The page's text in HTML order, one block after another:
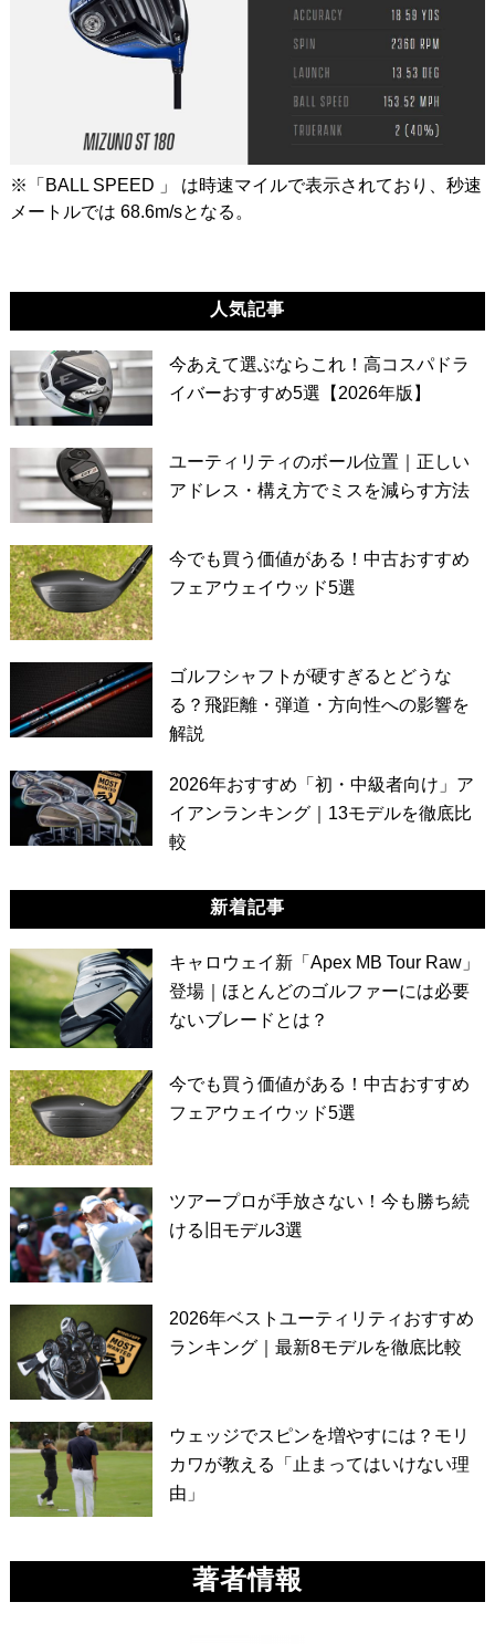
※「BALL SPEED 」 は時速マイルで表示されており、秒速
メートルでは 68.6m/sとなる。
人気記事
今あえて選ぶならこれ！高コスパドラ
イバーおすすめ5選【2026年版】
ユーティリティのボール位置｜正しい
アドレス・構え方でミスを減らす方法
今でも買う価値がある！中古おすすめ
フェアウェイウッド5選
ゴルフシャフトが硬すぎるとどうな
る？飛距離・弾道・方向性への影響を
解説
2026年おすすめ「初・中級者向け」ア
イアンランキング｜13モデルを徹底比
較
新着記事
キャロウェイ新「Apex MB Tour Raw」
登場｜ほとんどのゴルファーには必要
ないブレードとは？
今でも買う価値がある！中古おすすめ
フェアウェイウッド5選
ツアープロが手放さない！今も勝ち続
ける旧モデル3選
2026年ベストユーティリティおすすめ
ランキング｜最新8モデルを徹底比較
ウェッジでスピンを増やすには？モリ
カワが教える「止まってはいけない理
由」
著者情報